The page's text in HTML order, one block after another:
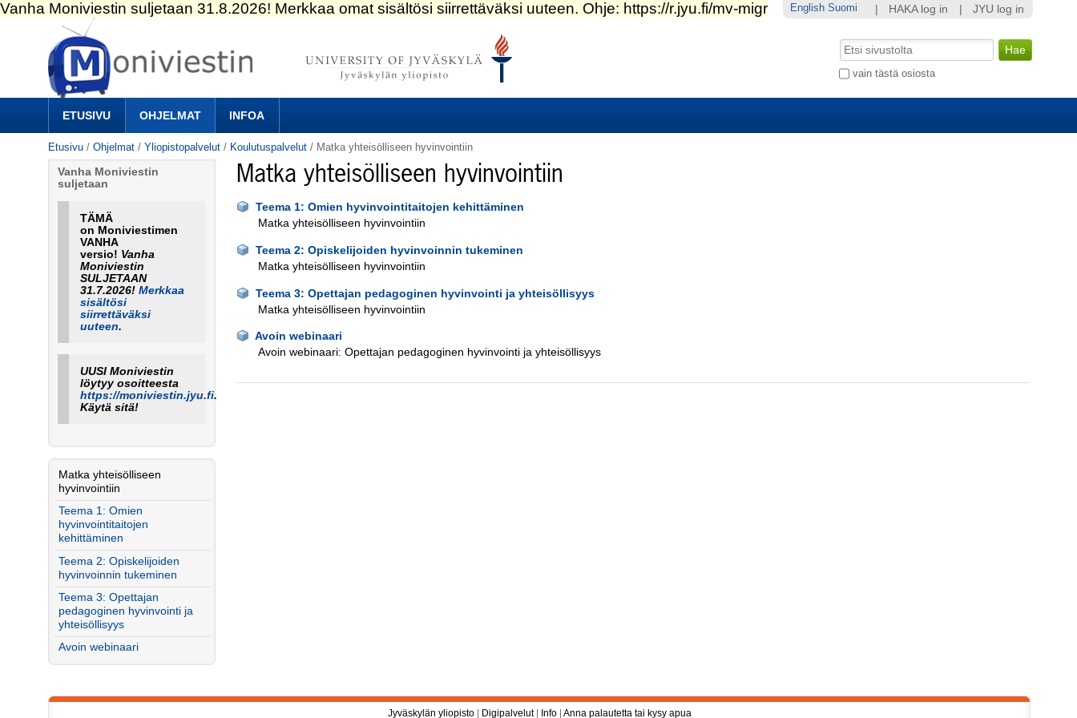
Siirry
sisältöön.
|
Siirry
navigointiin
ETUSIVU OHJELMAT INFOA
Hae
vain tästä osiosta
Laajennettu
Etusivu /Ohjelmat /Yliopistopalvelut / Koulutuspalvelut / Matka yhteisölliseen hyvinvointiin
Matka yhteisölliseen hyvinvointiin
Teema 1: Omien hyvinvointitaitojen kehittäminen
Matka yhteisölliseen hyvinvointiin
Teema 2: Opiskelijoiden hyvinvoinnin tukeminen
Matka yhteisölliseen hyvinvointiin
Teema 3: Opettajan pedagoginen hyvinvointi ja yhteisöllisyys
Matka yhteisölliseen hyvinvointiin
Avoin webinaari
Avoin webinaari: Opettajan pedagoginen hyvinvointi ja yhteisöllisyys
Vanha Moniviestin
suljetaan
TÄMÄ
on Moniviestimen
VANHA
versio! Vanha
Moniviestin
SULJETAAN
31.7.2026! Merkkaa
sisältösi
siirrettäväksi
uuteen.
UUSI Moniviestin
löytyy osoitteesta
https://moniviestin.jyu.fi.
Käytä sitä!
Matka yhteisölliseen
hyvinvointiin
Teema 1: Omien
hyvinvointitaitojen
kehittäminen
Teema 2: Opiskelijoiden
hyvinvoinnin tukeminen
Teema 3: Opettajan
pedagoginen hyvinvointi ja
yhteisöllisyys
Avoin webinaari
HAKA log in JYU log in
English Suomi
Jyväskylän yliopisto| Digipalvelut| Info| Anna palautetta tai kysy apua